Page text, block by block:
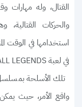
القتال، وله مهارات
والحركات
استخدامها في الوقت
تلك الأسلحة
واقع الأمر، حيث